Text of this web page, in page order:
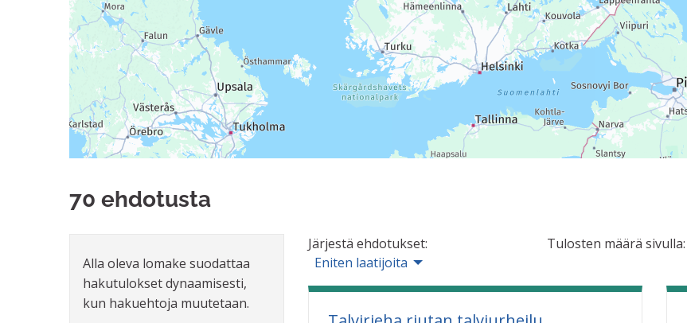
70 ehdotusta
Alla oleva lomake suodattaa
hakutulokset dynaamisesti,
kun hakuehtoja muutetaan.
Järjestä ehdotukset:
Eniten laatijoita
Tulosten määrä sivulla: